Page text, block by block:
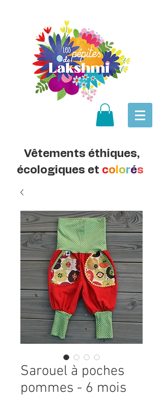
Vêtements éthiques,
écologiques et co orés
Sarouel à poches
pommes - 6 mois